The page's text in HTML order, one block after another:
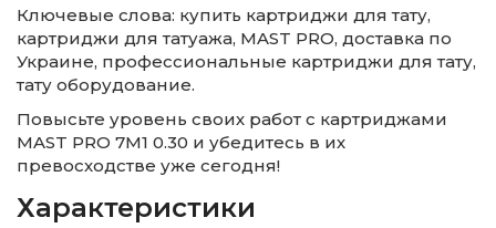
Ключевые слова: купить картриджи для тату,
картриджи для татуажа, MAST PRO, доставка по
Украине, профессиональные картриджи для тату,
тату оборудование.
Повысьте уровень своих работ с картриджами
MAST PRO 7M1 0.30 и убедитесь в их
превосходстве уже сегодня!
Характеристики